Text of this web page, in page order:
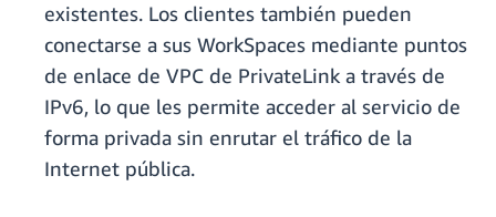
existentes. Los clientes también pueden
conectarse a sus WorkSpaces mediante puntos
de enlace de VPC de PrivateLink a través de
IPv6, lo que les permite acceder al servicio de
forma privada sin enrutar el tráfico de la
Internet pública.